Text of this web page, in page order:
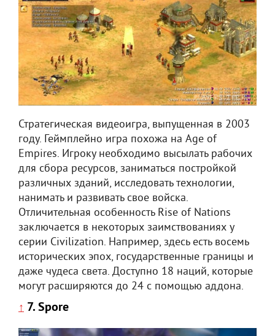
Стратегическая видеоигра, выпущенная в 2003
году. Геймплейно игра похожа на Age of
Empires. Игроку необходимо высылать рабочих
для сбора ресурсов, заниматься постройкой
различных зданий, исследовать технологии,
нанимать и развивать свое войска.
Отличительная особенность Rise of Nations
заключается в некоторых заимствованиях у
серии Civilization. Например, здесь есть восемь
исторических эпох, государственные границы и
даже чудеса света. Доступно 18 наций, которые
могут расширяются до 24 с помощью аддона.
↑ 7. Spore